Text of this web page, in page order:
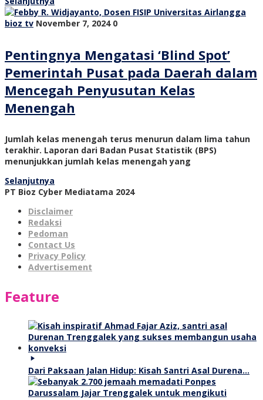
bioz tv November 7, 2024 0
Pentingnya Mengatasi ‘Blind Spot’
Pemerintah Pusat pada Daerah dalam
Mencegah Penyusutan Kelas
Menengah
Jumlah kelas menengah terus menurun dalam lima tahun
terakhir. Laporan dari Badan Pusat Statistik (BPS)
menunjukkan jumlah kelas menengah yang
Selanjutnya
PT Bioz Cyber Mediatama 2024
Disclaimer
Redaksi
Pedoman
Contact Us
Privacy Policy
Advertisement
Feature
Dari Paksaan Jalan Hidup: Kisah Santri Asal Durena…